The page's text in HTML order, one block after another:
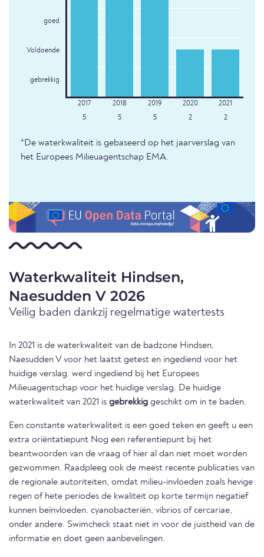
goed
Voldoende
gebrekkig
5 5 5 2 2
*De waterkwaliteit is gebaseerd op het jaarverslag van
het Europees Milieuagentschap EMA.
Waterkwaliteit Hindsen,
Naesudden V 2026
Veilig baden dankzij regelmatige watertests
In 2021 is de waterkwaliteit van de badzone Hindsen,
Naesudden V voor het laatst getest en ingediend voor het
huidige verslag. werd ingediend bij het Europees
Milieuagentschap voor het huidige verslag. De huidige
waterkwaliteit van 2021 is gebrekkig geschikt om in te baden.
Een constante waterkwaliteit is een goed teken en geeft u een
extra oriëntatiepunt Nog een referentiepunt bij het
beantwoorden van de vraag of hier al dan niet moet worden
gezwommen. Raadpleeg ook de meest recente publicaties van
de regionale autoriteiten, omdat milieu-invloeden zoals hevige
regen of hete periodes de kwaliteit op korte termijn negatief
kunnen beïnvloeden. cyanobacteriën, vibrios of cercariae,
onder andere. Swimcheck staat niet in voor de juistheid van de
informatie en doet geen aanbevelingen.